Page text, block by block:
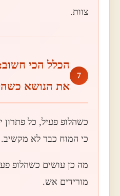
צוות.
7
הכלל הכי
את הנושא
כשהלופ פעיל, כל פתרון
כי המוח כבר לא מקשיב.
מה כן עושים כשהלופ
מורידים אש.